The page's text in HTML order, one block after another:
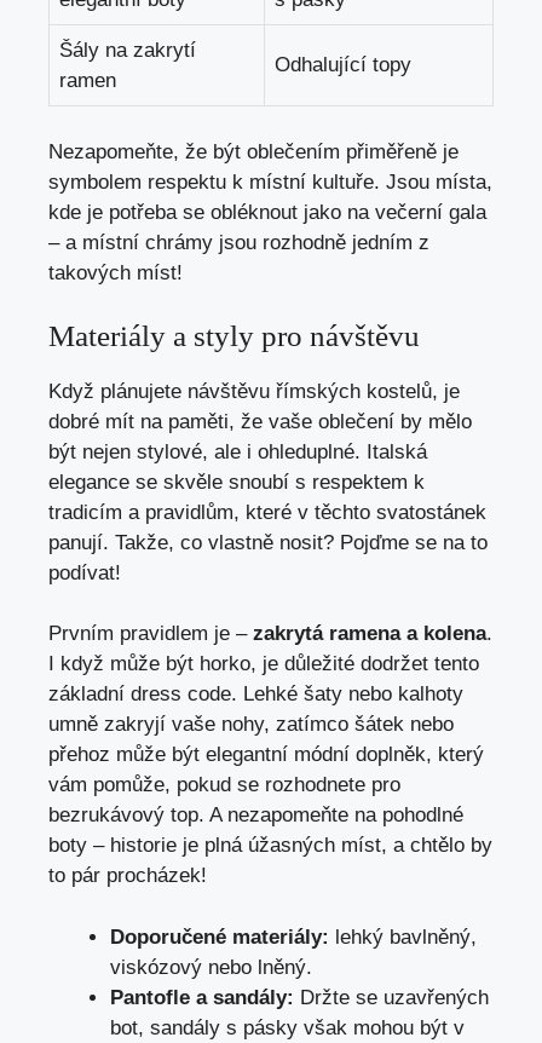
Šály na zakrytí
ramen
Odhalující topy
Nezapomeňte, že být oblečením přiměřeně je
symbolem respektu k místní kultuře. Jsou místa,
kde je potřeba se obléknout jako na večerní gala
– a místní chrámy jsou rozhodně jedním z
takových míst!
Materiály a styly pro návštěvu
Když plánujete návštěvu římských kostelů, je
dobré mít na paměti, že vaše oblečení by mělo
být nejen stylové, ale i ohleduplné. Italská
elegance se skvěle snoubí s respektem k
tradicím a pravidlům, které v těchto svatostánek
panují. Takže, co vlastně nosit? Pojďme se na to
podívat!
Prvním pravidlem je – zakrytá ramena a kolena.
I když může být horko, je důležité dodržet tento
základní dress code. Lehké šaty nebo kalhoty
umně zakryjí vaše nohy, zatímco šátek nebo
přehoz může být elegantní módní doplněk, který
vám pomůže, pokud se rozhodnete pro
bezrukávový top. A nezapomeňte na pohodlné
boty – historie je plná úžasných míst, a chtělo by
to pár procházek!
Doporučené materiály: lehký bavlněný,
viskózový nebo lněný.
Pantofle a sandály: Držte se uzavřených
bot, sandály s pásky však mohou být v